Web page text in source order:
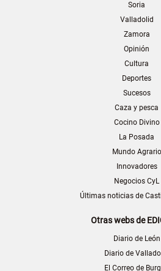
Soria
Valladolid
Zamora
Opinión
Cultura
Deportes
Sucesos
Caza y pesca
Cocino Divino
La Posada
Mundo Agrario
Innovadores
Negocios CyL
Últimas noticias de
Otras webs de
Diario de León
Diario de
El Correo de